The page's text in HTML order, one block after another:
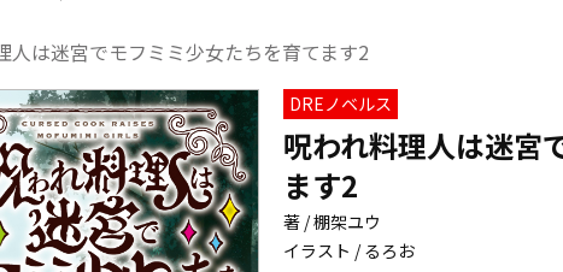
人は迷宮でモフミミ少女たちを育てます2
DREノベルス
呪われ料理人は迷宮
ます2
著 / 棚架ユウ
イラスト / るろお